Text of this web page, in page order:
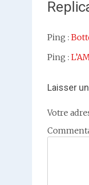
Ping :
Ping :
Laisser
Votre